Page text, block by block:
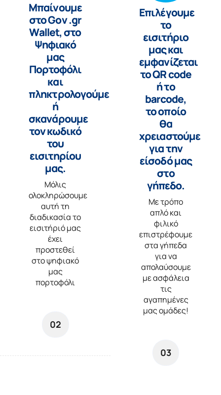
Μπαίνουμε
στο Gov .gr
Wallet, στο
Ψηφιακό
μας
Πορτοφόλι
και
πληκτρολογούμε
ή
σκανάρουμε
τον κωδικό
του
εισιτηρίου
μας.
Μόλις
ολοκληρώσουμε
αυτή τη
διαδικασία το
εισιτήριό μας
έχει
προστεθεί
στο ψηφιακό
μας
πορτοφόλι
02
Επιλέγουμε
το
εισιτήριο
μας και
εμφανίζεται
το QR code
ή το
barcode,
το οποίο
θα
χρειαστούμε
για την
είσοδό μας
στο
γήπεδο.
Με τρόπο
απλό και
φιλικό
επιστρέφουμε
στα γήπεδα
για να
απολαύσουμε
με ασφάλεια
τις
αγαπημένες
μας ομάδες!
03